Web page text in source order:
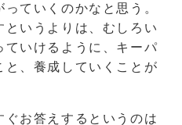
ていくのかなと思う。
いうよりは、むしろい
ていけるように、キーパ
と、養成していくことが
お答えするというのは